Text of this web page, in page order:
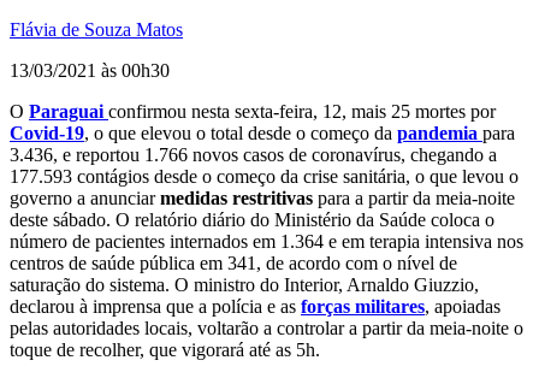
Flávia de Souza Matos
13/03/2021 às 00h30
O Paraguai confirmou nesta sexta-feira, 12, mais 25 mortes por
Covid-19, o que elevou o total desde o começo da pandemia para
3.436, e reportou 1.766 novos casos de coronavírus, chegando a
177.593 contágios desde o começo da crise sanitária, o que levou o
governo a anunciarmedidas restritivas para a partir da meia-noite
deste sábado. O relatório diário do Ministério da Saúde coloca o
número de pacientes internados em 1.364 e em terapia intensiva nos
centros de saúde pública em 341, de acordo com o nível de
saturação do sistema. O ministro do Interior, Arnaldo Giuzzio,
declarou à imprensa que a polícia e as forças militares, apoiadas
pelas autoridades locais, voltarão a controlar a partir da meia-noite o
toque de recolher, que vigorará até as 5h.